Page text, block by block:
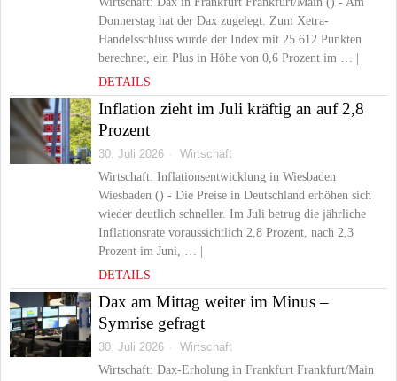
Donnerstag hat der Dax zugelegt. Zum Xetra-
Handelsschluss wurde der Index mit 25.612 Punkten
berechnet, ein Plus in Höhe von 0,6 Prozent im … |
DETAILS
Inflation zieht im Juli kräftig an auf 2,8
Prozent
30. Juli 2026
Wirtschaft
Wirtschaft: Inflationsentwicklung in Wiesbaden
Wiesbaden () - Die Preise in Deutschland erhöhen sich
wieder deutlich schneller. Im Juli betrug die jährliche
Inflationsrate voraussichtlich 2,8 Prozent, nach 2,3
Prozent im Juni, … |
DETAILS
Dax am Mittag weiter im Minus –
Symrise gefragt
30. Juli 2026
Wirtschaft
Wirtschaft: Dax-Erholung in Frankfurt Frankfurt/Main